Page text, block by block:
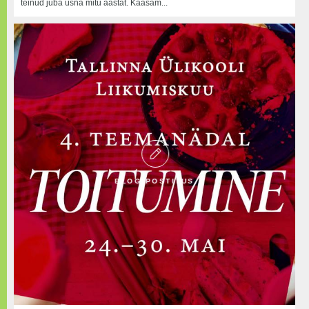
teinud juba üsna mitu aastat. Kaasam...
BLOGIPOSTITUS
BLOGIPOSTITUS
22.06.2018
TLÜ vilistlane Alice Haav